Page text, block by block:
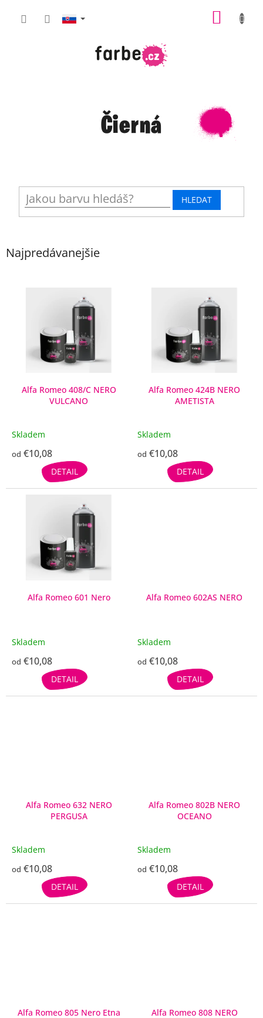
Čierná
HLEDAT
Najpredávanejšie
o
Alfa Romeo 408/C NERO
VULCANO
Skladem
od €10,08
DETAIL
Alfa Romeo 424B NERO
AMETISTA
Skladem
od €10,08
DETAIL
Alfa Romeo 601 Nero
Skladem
od €10,08
DETAIL
Alfa Romeo 602AS NERO
Skladem
od €10,08
DETAIL
Alfa Romeo 632 NERO
PERGUSA
Skladem
od €10,08
DETAIL
Alfa Romeo 802B NERO
OCEANO
Skladem
od €10,08
DETAIL
Alfa Romeo 805 Nero Etna Alfa Romeo 808 NERO